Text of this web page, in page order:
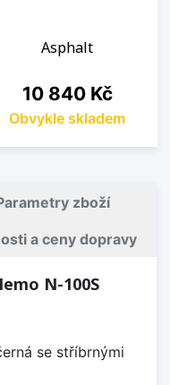
Asphalt
Cena
10 840 Kč
Obvykle skladem
zboží
a ceny dopravy
N-100S
se stříbrnými